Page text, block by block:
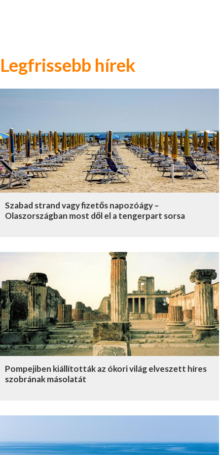
Legfrissebb hírek
Szabad strand vagy fizetős napozóágy –
Olaszországban most dől el a tengerpart sorsa
Pompejiben kiállították az ókori világ elveszett híres
szobrának másolatát